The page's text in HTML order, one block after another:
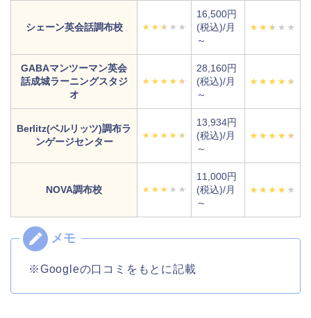
シェーン英会話調布校
16,500円
(税込)/月
～
GABAマンツーマン英会
話成城ラーニングスタジ
オ
28,160円
(税込)/月
～
Berlitz(ベルリッツ)調布ラ
ンゲージセンター
13,934円
(税込)/月
～
NOVA調布校
11,000円
(税込)/月
～
※Googleの口コミをもとに記載